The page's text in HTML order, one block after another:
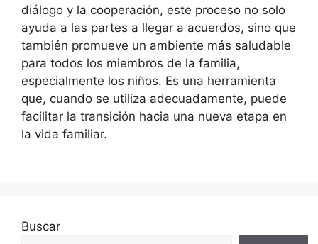
diálogo y la cooperación, este proceso no solo
ayuda a las partes a llegar a acuerdos, sino que
también promueve un ambiente más saludable
para todos los miembros de la familia,
especialmente los niños. Es una herramienta
que, cuando se utiliza adecuadamente, puede
facilitar la transición hacia una nueva etapa en
la vida familiar.
Buscar